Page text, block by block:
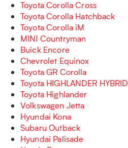
Toyota Corolla Cross
Toyota Corolla Hatchback
Toyota Corolla iM
MINI Countryman
Buick Encore
Chevrolet Equinox
Toyota GR Corolla
Toyota HIGHLANDER HYBRID
Toyota Highlander
Volkswagen Jetta
Hyundai Kona
Subaru Outback
Hyundai Palisade